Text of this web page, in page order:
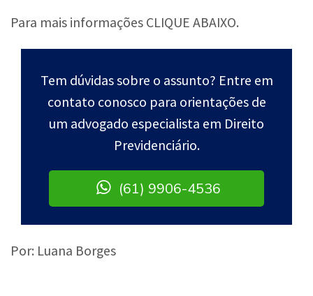
Para mais informações CLIQUE ABAIXO.
Tem dúvidas sobre o assunto? Entre em
contato conosco para orientações de
um advogado especialista em Direito
Previdenciário.
(61) 9906-4536
Por: Luana Borges